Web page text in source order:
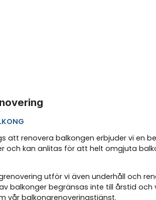
att renovera balkongen erbjuder vi en
och kan anlitas för att helt omgjuta
utför vi även underhåll och
av balkonger begränsas inte till årstid
vår balkongrenoveringstjänst.